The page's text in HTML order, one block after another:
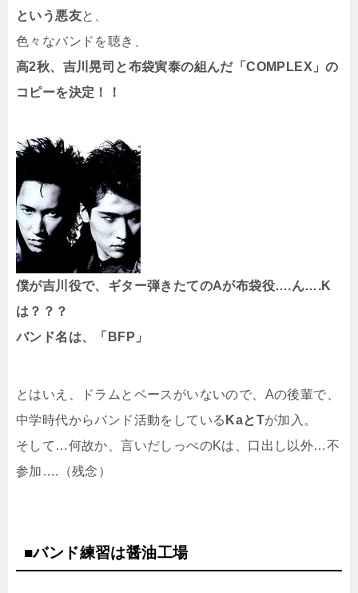
という悪友と、
色々なバンドを聴き、
高2秋、吉川晃司と布袋寅泰の組んだ「COMPLEX」の
コピーを決定！！
僕が吉川役で、ギター弾きたてのAが布袋役….ん….K
は？？？
バンド名は、「BFP」
とはいえ、ドラムとベースがいないので、Aの後輩で、
中学時代からバンド活動をしている KaとTが加入。
そして…何故か、言いだしっぺのKは、口出し以外…不
参加….（残念）
■バンド練習は醤油工場